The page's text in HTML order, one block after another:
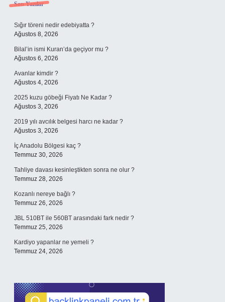
Sidebar
Son Yazılar
Sığır töreni nedir edebiyatta ?
Ağustos 8, 2026
Bilal’in ismi Kuran’da geçiyor mu ?
Ağustos 6, 2026
Avanlar kimdir ?
Ağustos 4, 2026
2025 kuzu göbeği Fiyatı Ne Kadar ?
Ağustos 3, 2026
2019 yılı avcılık belgesi harcı ne kadar ?
Ağustos 3, 2026
İç Anadolu Bölgesi kaç ?
Temmuz 30, 2026
Tahliye davası kesinleştikten sonra ne olur ?
Temmuz 28, 2026
Kozanlı nereye bağlı ?
Temmuz 26, 2026
JBL 510BT ile 560BT arasındaki fark nedir ?
Temmuz 25, 2026
Kardiyo yapanlar ne yemeli ?
Temmuz 24, 2026